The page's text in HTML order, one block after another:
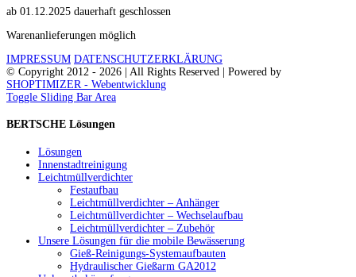
ab 01.12.2025 dauerhaft geschlossen
Warenanlieferungen möglich
IMPRESSUM DATENSCHUTZERKLÄRUNG
© Copyright 2012 - 2026 | All Rights Reserved | Powered by
SHOPTIMIZER - Webentwicklung
Toggle Sliding Bar Area
BERTSCHE Lösungen
Lösungen
Innenstadtreinigung
Leichtmüllverdichter
Festaufbau
Leichtmüllverdichter – Anhänger
Leichtmüllverdichter – Wechselaufbau
Leichtmüllverdichter – Zubehör
Unsere Lösungen für die mobile Bewässerung
Gieß-Reinigungs-Systemaufbauten
Hydraulischer Gießarm GA2012